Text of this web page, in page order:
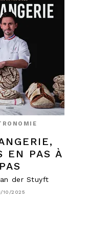
EN PAS À
PAS
der Stuyft
10/2025